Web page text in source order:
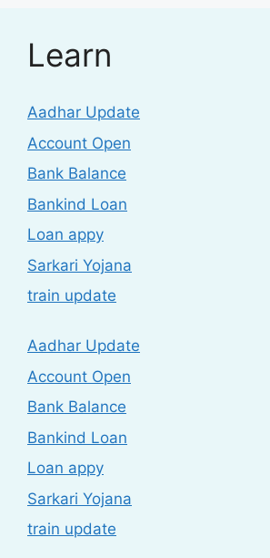
Learn
Aadhar Update
Account Open
Bank Balance
Bankind Loan
Loan appy
Sarkari Yojana
train update
Aadhar Update
Account Open
Bank Balance
Bankind Loan
Loan appy
Sarkari Yojana
train update